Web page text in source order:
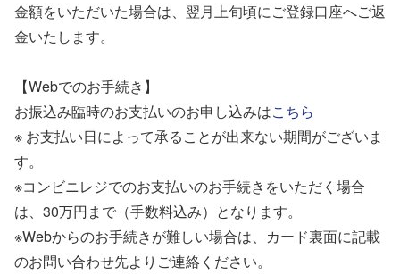
金額をいただいた場合は、翌月上旬頃にご登録口座へご返
金いたします。
【Webでのお手続き】
お振込み臨時のお支払いのお申し込みはこちら
※ お支払い日によって承ることが出来ない期間がございま
す。
※コンビニレジでのお支払いのお手続きをいただく場合
は、30万円まで（手数料込み）となります。
※Webからのお手続きが難しい場合は、カード裏面に記載
のお問い合わせ先よりご連絡ください。